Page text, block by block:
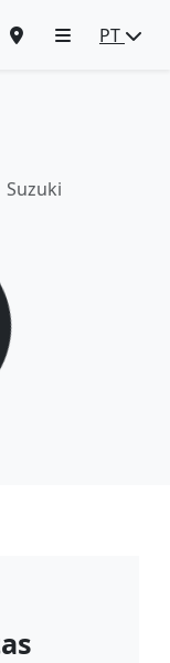
PT
Suzuki